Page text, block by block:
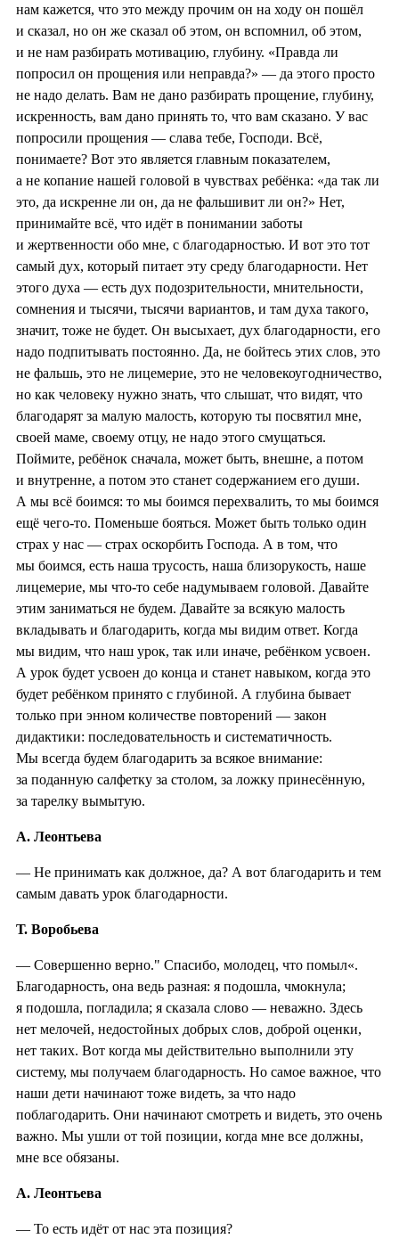
нам кажется, что это между прочим он на ходу он пошёл
и сказал, но он же сказал об этом, он вспомнил, об этом,
и не нам разбирать мотивацию, глубину. «Правда ли
попросил он прощения или неправда?» — да этого просто
не надо делать. Вам не дано разбирать прощение, глубину,
искренность, вам дано принять то, что вам сказано. У вас
попросили прощения — слава тебе, Господи. Всё,
понимаете? Вот это является главным показателем,
а не копание нашей головой в чувствах ребёнка: «да так ли
это, да искренне ли он, да не фальшивит ли он?» Нет,
принимайте всё, что идёт в понимании заботы
и жертвенности обо мне, с благодарностью. И вот это тот
самый дух, который питает эту среду благодарности. Нет
этого духа — есть дух подозрительности, мнительности,
сомнения и тысячи, тысячи вариантов, и там духа такого,
значит, тоже не будет. Он высыхает, дух благодарности, его
надо подпитывать постоянно. Да, не бойтесь этих слов, это
не фальшь, это не лицемерие, это не человекоугодничество,
но как человеку нужно знать, что слышат, что видят, что
благодарят за малую малость, которую ты посвятил мне,
своей маме, своему отцу, не надо этого смущаться.
Поймите, ребёнок сначала, может быть, внешне, а потом
и внутренне, а потом это станет содержанием его души.
А мы всё боимся: то мы боимся перехвалить, то мы боимся
ещё чего-то. Поменьше бояться. Может быть только один
страх у нас — страх оскорбить Господа. А в том, что
мы боимся, есть наша трусость, наша близорукость, наше
лицемерие, мы что-то себе надумываем головой. Давайте
этим заниматься не будем. Давайте за всякую малость
вкладывать и благодарить, когда мы видим ответ. Когда
мы видим, что наш урок, так или иначе, ребёнком усвоен.
А урок будет усвоен до конца и станет навыком, когда это
будет ребёнком принято с глубиной. А глубина бывает
только при энном количестве повторений — закон
дидактики: последовательность и систематичность.
Мы всегда будем благодарить за всякое внимание:
за поданную салфетку за столом, за ложку принесённую,
за тарелку вымытую.
А. Леонтьева
— Не принимать как должное, да? А вот благодарить и тем
самым давать урок благодарности.
Т. Воробьева
— Совершенно верно." Спасибо, молодец, что помыл«.
Благодарность, она ведь разная: я подошла, чмокнула;
я подошла, погладила; я сказала слово — неважно. Здесь
нет мелочей, недостойных добрых слов, доброй оценки,
нет таких. Вот когда мы действительно выполнили эту
систему, мы получаем благодарность. Но самое важное, что
наши дети начинают тоже видеть, за что надо
поблагодарить. Они начинают смотреть и видеть, это очень
важно. Мы ушли от той позиции, когда мне все должны,
мне все обязаны.
А. Леонтьева
— То есть идёт от нас эта позиция?